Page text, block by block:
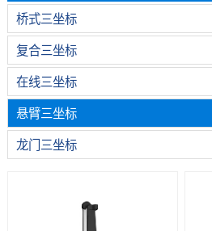
桥式三坐标
复合三坐标
在线三坐标
悬臂三坐标
龙门三坐标